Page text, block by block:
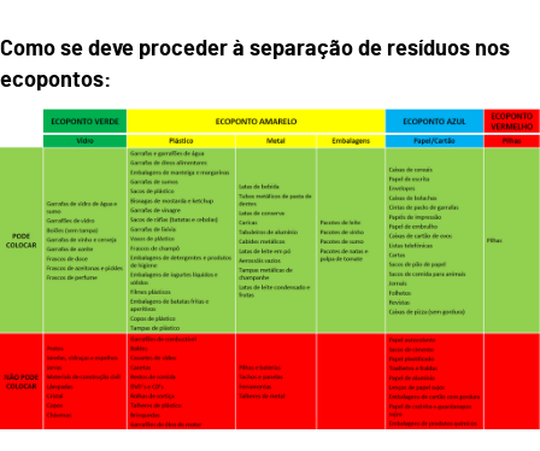
Como se deve proceder à separação de resíduos nos
ecopontos: